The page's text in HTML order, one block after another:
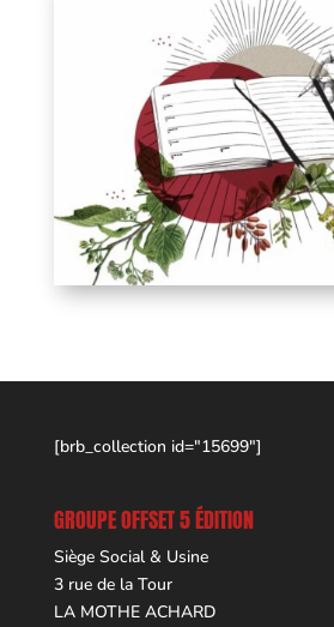
[brb_collection id="15699"]
GROUPE OFFSET 5 ÉDITION
Siège Social & Usine
3 rue de la Tour
LA MOTHE ACHARD